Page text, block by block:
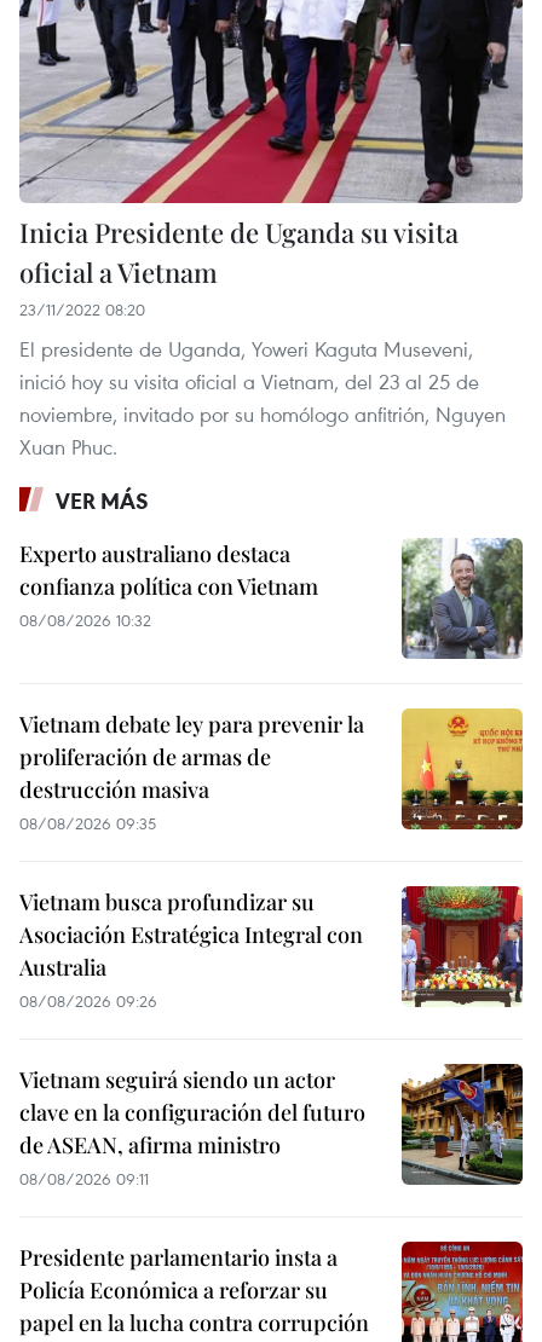
Inicia Presidente de Uganda su visita
oficial a Vietnam
23/11/2022 08:20
El presidente de Uganda, Yoweri Kaguta Museveni,
inició hoy su visita oficial a Vietnam, del 23 al 25 de
noviembre, invitado por su homólogo anfitrión, Nguyen
Xuan Phuc.
VER MÁS
Experto australiano destaca
confianza política con Vietnam
08/08/2026 10:32
Vietnam debate ley para prevenir la
proliferación de armas de
destrucción masiva
08/08/2026 09:35
Vietnam busca profundizar su
Asociación Estratégica Integral con
Australia
08/08/2026 09:26
Vietnam seguirá siendo un actor
clave en la configuración del futuro
de ASEAN, afirma ministro
08/08/2026 09:11
Presidente parlamentario insta a
Policía Económica a reforzar su
papel en la lucha contra corrupción